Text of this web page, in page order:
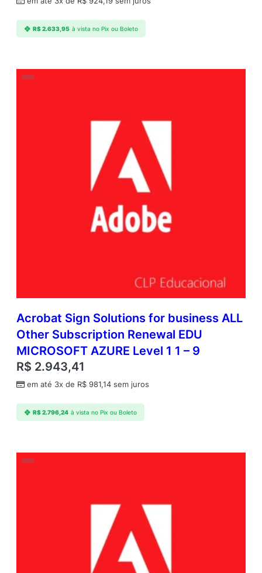
R$2.633,95 à vista no Pix ou Boleto
Acrobat Sign Solutions for business ALL
Other Subscription Renewal EDU
MICROSOFT AZURE Level 1 1 – 9
R$ 2.943,41
em até 3x de R$ 981,14 sem juros
R$2.796,24 à vista no Pix ou Boleto